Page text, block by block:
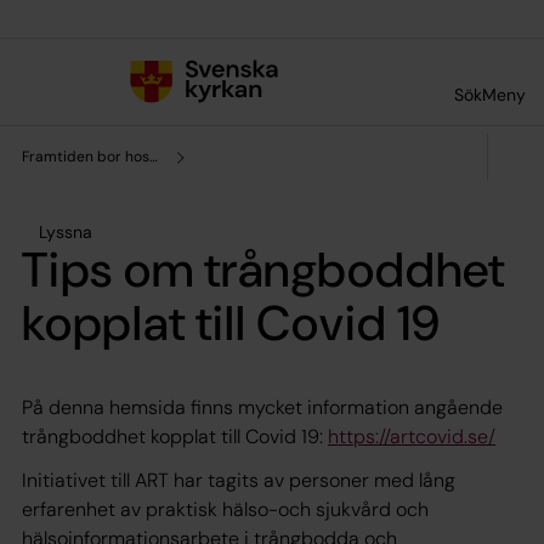
SökMeny
Framtiden bor hos oss
Lyssna
Tips om trångboddhet
kopplat till Covid 19
På denna hemsida finns mycket information angående
trångboddhet kopplat till Covid 19: https://artcovid.se/
Initiativet till ART har tagits av personer med lång
erfarenhet av praktisk hälso-och sjukvård och
hälsoinformationsarbete i trångbodda och